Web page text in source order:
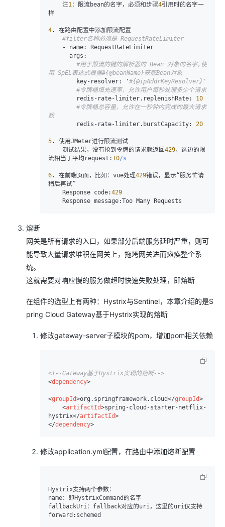
    注
1 ：限流bean的名字，必须和步骤4引用时的名字一
样
4. 在路由配置中添加限流配置
#filter名称必须是 RequestRateLimiter
-
name:
RequestRateLimiter
args:
#用于限流的键的解析器的 Bean 对象的名字,使
用 SpEL表达式根据#{@beanName}获取Bean对象
key-resolver:
' #{@ipAddrKeyResolver}'
#令牌桶填充速率，允许用户每秒处理多少个请求
        redis-rate-limiter.
replenishRate:
10
#令牌桶总容量，允许在一秒钟内完成的最大请求
数
        redis-rate-limiter.
burstCapacity: 20
5. 使用JMeter进行限流测试
    测试结果，没有抢到令牌的请求就返回
429，这边的限
流相当于平均request: 10/s
6. 在前端页面，比如：vue处理429错误，显示“服务忙请
稍后再试”
    Response code:
429
熔断
网关是所有请求的入口，如果部分后端服务延时严重，则可
能导致大量请求堆积在网关上，拖垮网关进而瘫痪整个系
统。
这就需要对响应慢的服务做超时快速失败处理，即熔断
在组件的选型上有两种：Hystrix与Sentinel，本章介绍的是S
pring Cloud Gateway基于Hystrix实现的熔断
修改gateway-server子模块的pom，增加pom相关依赖
<!--Gateway基于Hystrix实现的熔断-->
<dependency>
<groupId>org.springframework.cloud</groupId>
<artifactId>spring-cloud-starter-netflix-
hystrix</artifactId>
</dependency>
修改application.yml配置，在路由中添加熔断配置
Hystrix支持两个参数：
name：即HystrixCommand的名字
fallbackUri：fallback对应的uri，这里的uri仅支持
forward:schemed